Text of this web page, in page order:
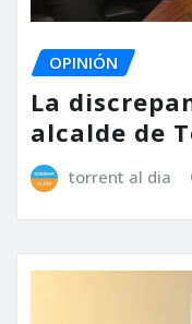
OPINIÓN
La
alcalde de
torrent al dia